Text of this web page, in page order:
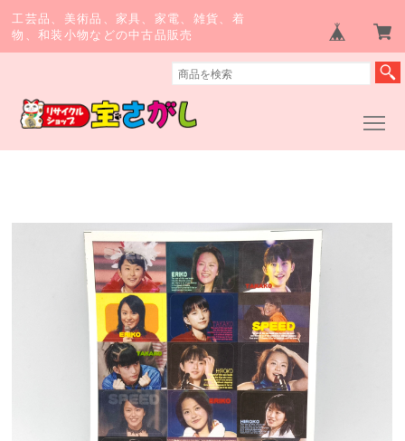
工芸品、美術品、家具、家電、雑貨、着
物、和装小物などの中古品販売